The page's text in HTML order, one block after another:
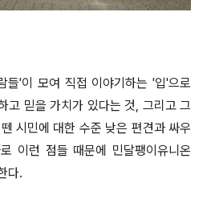
들'이 모여 직접 이야기하는 '입'으로
고 믿을 가치가 있다는 것, 그리고 그
시민에 대한 수준 낮은 편견과 싸우
이런 점들 때문에 민달팽이유니온
다.